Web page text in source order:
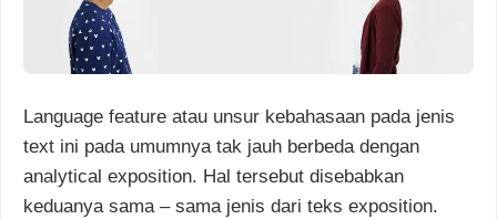
Language feature atau unsur kebahasaan pada jenis
text ini pada umumnya tak jauh berbeda dengan
analytical exposition. Hal tersebut disebabkan
keduanya sama – sama jenis dari teks exposition.